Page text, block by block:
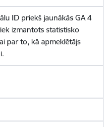
ID priekš jaunākās GA 4
izmantots statistisko
par to, kā apmeklētājs